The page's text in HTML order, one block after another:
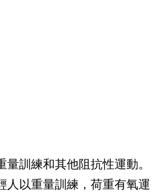
量訓練和其他阻抗性運動。
人以重量訓練，荷重有氧運